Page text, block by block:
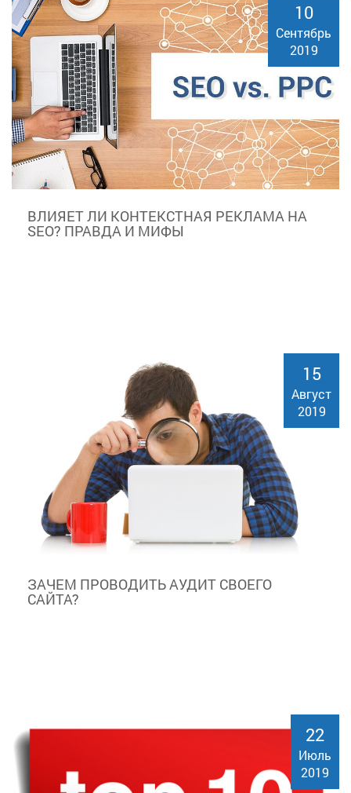
10
Сентябрь
2019
ВЛИЯЕТ ЛИ КОНТЕКСТНАЯ РЕКЛАМА НА
SEO? ПРАВДА И МИФЫ
15
Август
2019
ЗАЧЕМ ПРОВОДИТЬ АУДИТ СВОЕГО
САЙТА?
22
Июль
2019